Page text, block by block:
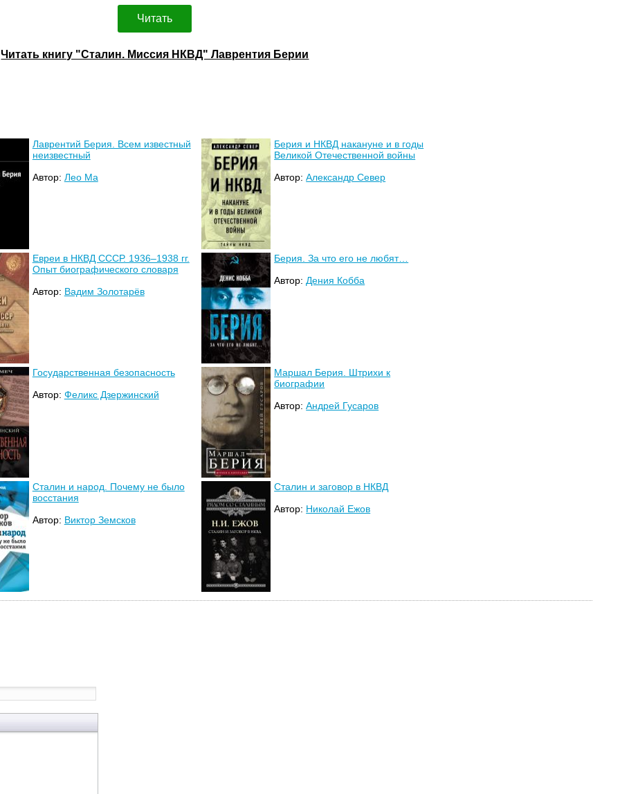
Читать
Читать книгу "Сталин. Миссия НКВД" Лаврентия Берии
Лаврентий Берия. Всем известный
неизвестный
Автор: Лео Ма
Берия и НКВД накануне и в годы
Великой Отечественной войны
Автор:Александр Север
Евреи в НКВД СССР. 1936–1938 гг.
Опыт биографического словаря
Автор: Вадим Золотарёв
Берия. За что его не любят…
Автор: Дения Кобба
Государственная безопасность
Автор: Феликс Дзержинский
Маршал Берия. Штрихи к
биографии
Автор:Андрей Гусаров
Сталин и народ. Почему не было
восстания
Автор: Виктор Земсков
Сталин и заговор в НКВД
Автор: Николай Ежов